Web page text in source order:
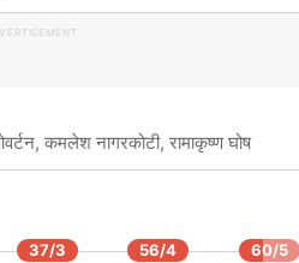
कमलेश नागरकोटी, रामाकृष्ण घोष
37/3
56/4
60/5